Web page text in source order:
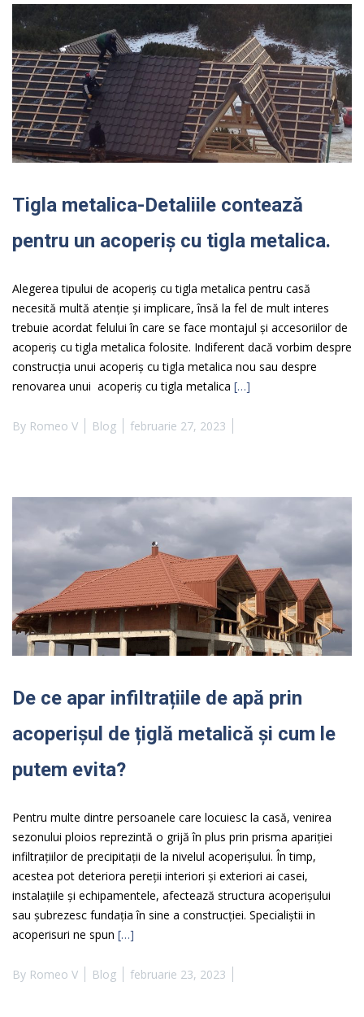
Tigla metalica-Detaliile contează
pentru un acoperiş cu tigla metalica.
Alegerea tipului de acoperiş cu tigla metalica pentru casă
necesită multă atenţie şi implicare, însă la fel de mult interes
trebuie acordat felului în care se face montajul şi accesoriilor de
acoperiş cu tigla metalica folosite. Indiferent dacă vorbim despre
construcţia unui acoperiş cu tigla metalica nou sau despre
renovarea unui acoperiş cu tigla metalica […]
By Romeo V Blog februarie 27, 2023
De ce apar infiltrațiile de apă prin
acoperișul de țiglă metalică și cum le
putem evita?
Pentru multe dintre persoanele care locuiesc la casă, venirea
sezonului ploios reprezintă o grijă în plus prin prisma apariției
infiltrațiilor de precipitații de la nivelul acoperișului. În timp,
acestea pot deteriora pereții interiori și exteriori ai casei,
instalațiile și echipamentele, afectează structura acoperișului
sau șubrezesc fundația în sine a construcției. Specialiștii in
acoperisuri ne spun […]
By Romeo V Blog februarie 23, 2023